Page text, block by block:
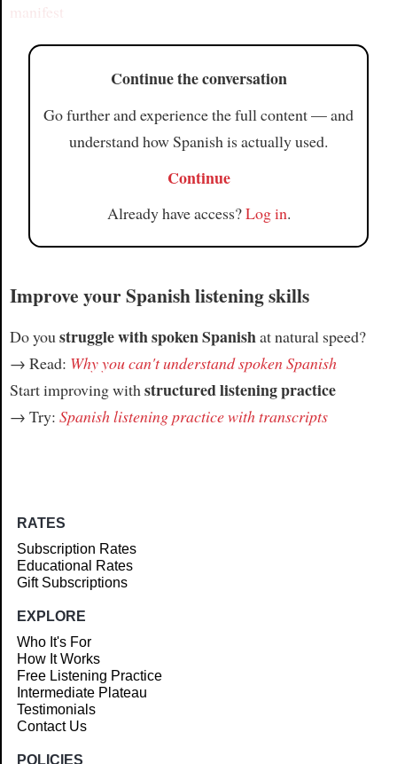
manifest
Continue the conversation
Go further and experience the full content — and
understand how Spanish is actually used.
Continue
Already have access?Log in.
Improve your Spanish listening skills
Do you struggle with spoken Spanishat natural speed?
→ Read: Why you can't understand spoken Spanish
Start improving with structured listening practice
→ Try: Spanish listening practice with transcripts
RATES
Subscription Rates
Educational Rates
Gift Subscriptions
EXPLORE
Who It's For
How It Works
Free Listening Practice
Intermediate Plateau
Testimonials
Contact Us
POLICIES